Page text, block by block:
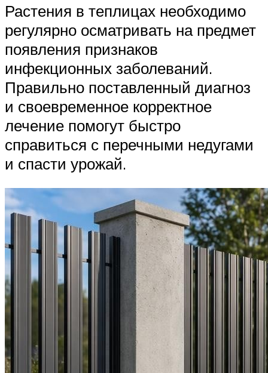
Растения в теплицах необходимо
регулярно осматривать на предмет
появления признаков
инфекционных заболеваний.
Правильно поставленный диагноз
и своевременное корректное
лечение помогут быстро
справиться с перечными недугами
и спасти урожай.